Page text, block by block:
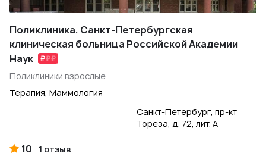
Поликлиника. Санкт-Петербургская
клиническая больница Российской Академии
Наук
Поликлиники взрослые
Терапия, Маммология
Санкт-Петербург, пр-кт
Тореза, д. 72, лит. А
10 1 отзыв